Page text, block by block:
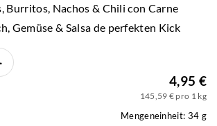
Burritos, Nachos & Chili con Carne
Gemüse & Salsa de perfekten Kick
4,95 €
145,59 € pro 1 kg
Mengeneinheit: 34 g